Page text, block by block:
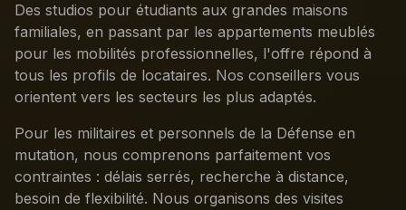
Des studios pour étudiants aux grandes maisons
familiales, en passant par les appartements meublés
pour les mobilités professionnelles, l'offre répond à
tous les profils de locataires. Nos conseillers vous
orientent vers les secteurs les plus adaptés.
Pour les militaires et personnels de la Défense en
mutation, nous comprenons parfaitement vos
contraintes : délais serrés, recherche à distance,
besoin de flexibilité. Nous organisons des visites